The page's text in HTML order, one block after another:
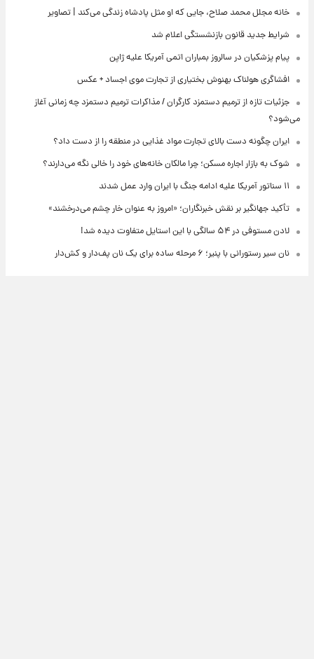
خانه مجلل محمد صلاح، جایی که او مثل پادشاه زندگی می‌کند | تصاویر
شرایط جدید قانون بازنشستگی اعلام شد
پیام پزشکیان در سالروز بمباران اتمی آمریکا علیه ژاپن
افشاگری هولناک بهنوش بختیاری از تجارت موی اجساد + عکس
جزئیات تازه از ترمیم دستمزد کارگران / مذاکرات ترمیم دستمزد چه زمانی آغاز
می‌شود؟
ایران چگونه دست بالای تجارت مواد غذایی در منطقه را از دست داد؟
شوک به بازار اجاره مسکن؛ چرا مالکان خانه‌های خود را خالی نگه می‌دارند؟
۱۱ سناتور آمریکا علیه ادامه جنگ با ایران وارد عمل شدند
تأکید جهانگیر بر نقش خبرنگاران؛ «امروز به عنوان خار چشم می‌درخشند»
لادن مستوفی در ۵۴ سالگی با این استایل متفاوت دیده شد!
نان سیر رستورانی با پنیر؛ ۶ مرحله ساده برای یک نان پف‌دار و کش‌دار